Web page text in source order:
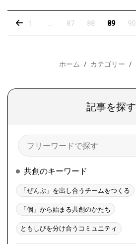
1 87 88 89 90
ホーム カテゴリー
記事を探す
検
索
共創のキーワード
「ぜんぶ」を出し合うチームをつくる
「個」から始まる共創のかたち
ともしびを分け合うコミュニティ